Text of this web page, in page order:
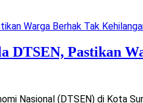
DTSEN, Pastikan
Nasional (DTSEN) di Kota